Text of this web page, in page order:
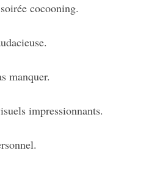
cocooning.
manquer.
impressionnants.